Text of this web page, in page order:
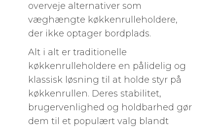
overveje alternativer som
væghængte køkkenrulleholdere,
der ikke optager bordplads.
Alt i alt er traditionelle
køkkenrulleholdere en pålidelig og
klassisk løsning til at holde styr på
køkkenrullen. Deres stabilitet,
brugervenlighed og holdbarhed gør
dem til et populært valg blandt